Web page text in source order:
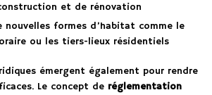
et de rénovation
nouvelles formes d’habitat comme le
ou les tiers-lieux résidentiels
émergent également pour rendre
Le concept de réglementation